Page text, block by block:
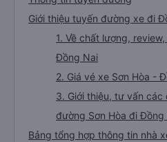
Giới thiệu tuyến đường xe đi
1. Về chất lượng,
Đồng Nai
2. Giá vé xe Sơn Hòa -
3. Giới thiệu, tư vấn
đường Sơn Hòa đi Đồng
Bảng tổng hợp thông tin nhà